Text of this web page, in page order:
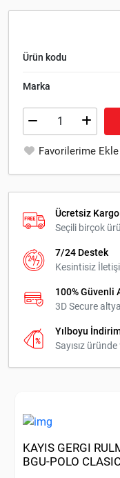
Ürün kodu
Marka
Favorilerime Ekle
Ücretsiz Kargo
Seçili birçok
7/24 Destek
Kesintisiz
100% Güvenli
3D Secure
Yılboyu
Sayısız
KAYIS GERGI
BGU-POLO